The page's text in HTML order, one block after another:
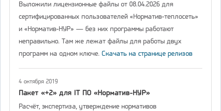
Выложили лицензионные файлы от 08.04.2026 для
сертифицированных пользователей «Норматив-теплосеть»
и «Норматив-НУР» — без них программы работают
неправильно. Там же лежат файлы для работы двух
программ на одном ключе. Скачать на странице релизов
4 октября 2019
Пакет «+2» для IT ПО «Норматив-НУР»
Расчёт, экспертиза, утверждение нормативов